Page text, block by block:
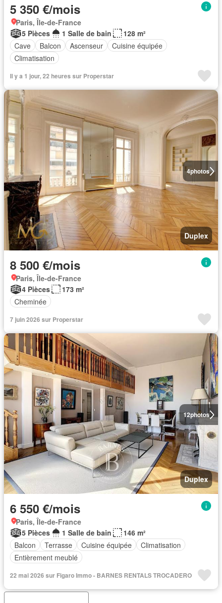
5 350 €/mois
Paris, Île-de-France
5 Pièces
1 Salle de bain
128 m²
Cave
Balcon Ascenseur
Cuisine équipée
Climatisation
Il y a 1 jour, 22 heures sur Properstar
4photos
Duplex
8 500 €/mois
Paris, Île-de-France
4 Pièces
173 m²
Cheminée
7 juin 2026 sur Properstar
12photos
Duplex
6 550 €/mois
Paris, Île-de-France
5 Pièces
1 Salle de bain
146 m²
Balcon
Terrasse Cuisine équipée
Climatisation
Entièrement meublé
22 mai 2026 sur Figaro Immo - BARNES RENTALS TROCADERO